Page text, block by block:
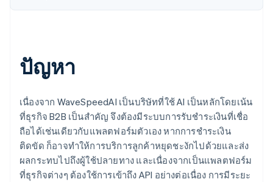
รับชมเลย
ปัญหา
เนื่องจาก WaveSpeedAI เป็นบริษัทที่ใช้ AI เป็นหลักโดยเน้น
ที่ธุรกิจ B2B เป็นสำคัญ จึงต้องมีระบบการรับชำระเงินที่เชื่อ
ถือได้เช่นเดียวกับแพลตฟอร์มตัวเอง หากการชำระเงิน
ติดขัด ก็อาจทำให้การบริการลูกค้าหยุดชะงักไปด้วยและส่ง
ผลกระทบไปถึงผู้ใช้ปลายทาง และเนื่องจากเป็นแพลตฟอร์ม
ที่ธุรกิจต่างๆ ต้องใช้การเข้าถึง API อย่างต่อเนื่อง การมีระยะ